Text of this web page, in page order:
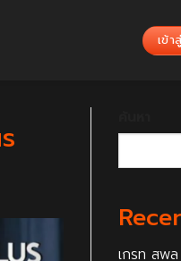
เข้า
เกรท สพ